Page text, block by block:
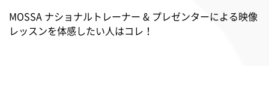
MOSSA ナショナルトレーナー & プレゼンターによる映像
レッスンを体感したい人はコレ！